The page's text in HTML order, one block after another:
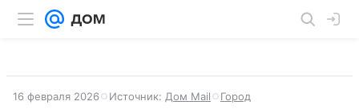
16 февраля 2026 Источник: Дом Mail Город